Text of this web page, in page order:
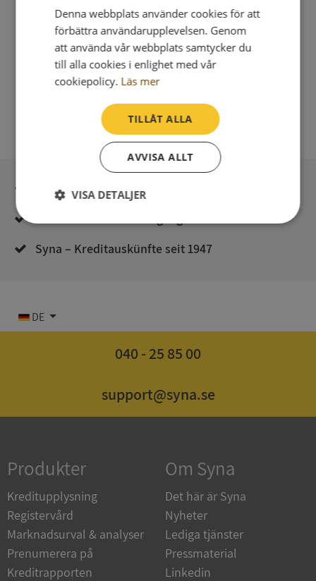
Sichere Bezahlung mit stripe
Syna – Kreditauskünfte seit 1947
DE
040 - 25 85 00
support@syna.se
Produkter
Kreditupplysning
Registervård
Marknadsurval & analyser
Prenumerera på
Kreditrapporten
Om Syna
Det här är Syna
Nyheter
Lediga tjänster
Pressmaterial
Linkedin
Denna webbplats använder cookies för att
förbättra användarupplevelsen. Genom
att använda vår webbplats samtycker du
till alla cookies i enlighet med vår
cookiepolicy. Läs mer
TILLÅT ALLA
AVVISA ALLT
VISA DETALJER
Strikt
Prestanda Inriktning
Strikt nödvändigt Prestanda
Inriktning
användas ordentligt utan strikt nödvändiga cookies.
Namn
Leverantör
Domän
__RequestVerificationToken
Microsoft
Corporation
de.syna.se